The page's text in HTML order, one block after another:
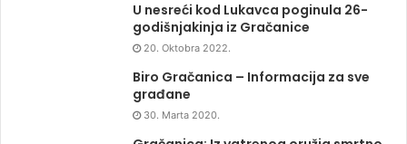
U nesreći kod Lukavca poginula 26-
godišnjakinja iz Gračanice
20. Oktobra 2022.
Biro Gračanica – Informacija za sve
građane
30. Marta 2020.